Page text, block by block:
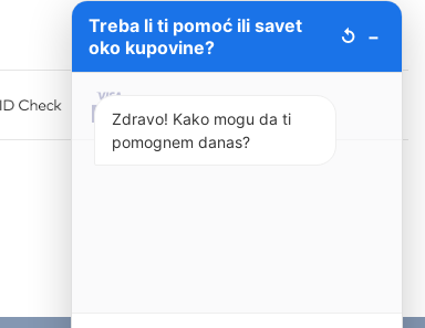
Treba li ti pomoć ili savet
oko kupovine?
↺ −
Zdravo! Kako mogu da ti
pomognem danas?